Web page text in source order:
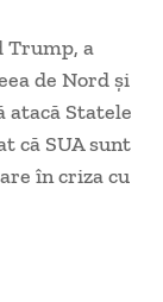
Trump, a
de Nord şi
atacă Statele
că SUA sunt
în criza cu